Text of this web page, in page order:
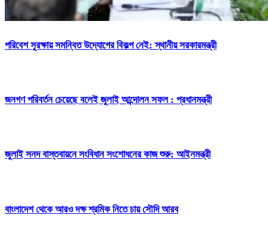
পরিবেশ সুরক্ষায় সমন্বিত উদ্যোগের বিকল্প নেই: স্থানীয় সরকারমন্ত্রী
জনগণ পরিবর্তন চেয়েছে বলেই জুলাই আন্দোলন সফল : প্রধানমন্ত্রী
জুলাই সনদ বাস্তবায়নে সংবিধান সংশোধনের কাজ শুরু: আইনমন্ত্রী
বাংলাদেশ থেকে আরও দক্ষ শ্রমিক নিতে চায় সৌদি আরব